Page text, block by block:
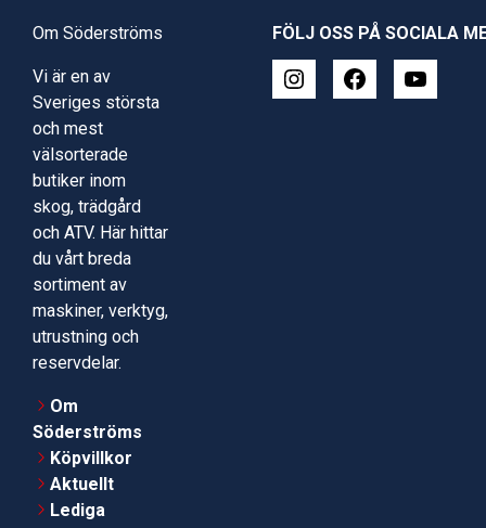
Om Söderströms
Vi är en av
Sveriges största
och mest
välsorterade
butiker inom
skog, trädgård
och ATV. Här hittar
du vårt breda
sortiment av
maskiner, verktyg,
utrustning och
reservdelar.
Om
Söderströms
Köpvillkor
Aktuellt
Lediga
FÖLJ OSS PÅ SOCIALA